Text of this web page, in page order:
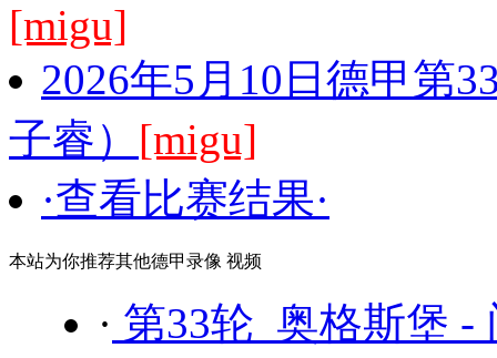
[migu]
2026年5月10日德甲第
子睿） [migu]
·查看比赛结果·
本站为你推荐其他德甲录像 视频
· 第33轮 奥格斯堡 -